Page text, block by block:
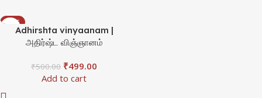
SALE
Adhirshta vinyaanam |
அதிர்ஷ்ட விஞ்ஞானம்
₹500.00 ₹499.00
Add to cart